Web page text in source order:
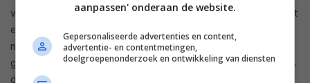
van de fabrikanten en Google kunnen verwachten dat ze met
een oplossing voor dit probleem komen is nog maar de vraag
maar we kunnen in ieder geval bij onszelf beginnen. Koop
geen tablet als Android 3.2 Honeycomb je niet bevalt, net als
dat je geen Windows 7 laptop koopt als Windows 7 je niet
aanpassen' onderaan de website.
Gepersonaliseerde advertenties en content,
advertentie- en contentmetingen,
doelgroepenonderzoek en ontwikkeling van diensten